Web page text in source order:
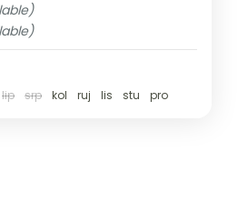
lip srp kol ruj lis stu pro